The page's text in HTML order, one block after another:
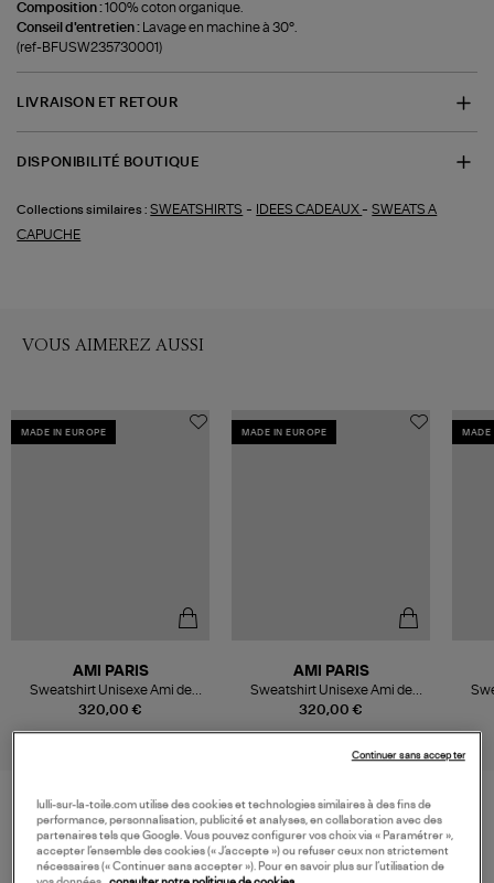
Composition :100% coton organique.
Conseil d'entretien : Lavage en machine à 30°.
(ref-BFUSW235730001)
LIVRAISON ET RETOUR
DISPONIBILITÉ BOUTIQUE
Collections similaires : SWEATSHIRTS - IDEES CADEAUX -SWEATS A
CAPUCHE
VOUS AIMEREZ AUSSI
MADE IN EUROPE
320,00 €
AMI PARIS
Sweatshirt Unisexe Ami de
Cœur Noir
MADE IN EUROPE
320,00 €
AMI PARIS
Sweatshirt Unisexe Ami de
Cœur Alexandre Matiussi
MADE
VOS DERNIERS PRODUITS VUS
lulli-sur-la-toile.com utilise des cookies et technologies similaires à des fins de
performance, personnalisation, publicité et analyses, en collaboration avec des
partenaires tels que Google. Vous pouvez configurer vos choix via « Paramétrer »,
accepter l’ensemble des cookies (« J’accepte ») ou refuser ceux non strictement
nécessaires (« Continuer sans accepter »). Pour en savoir plus sur l’utilisation de
Continuer sans accepter